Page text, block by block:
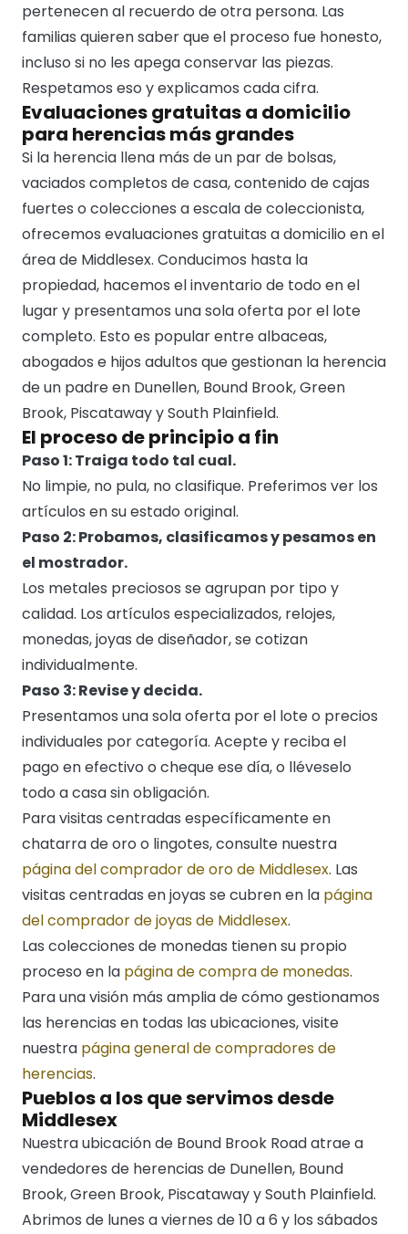
pertenecen al recuerdo de otra persona. Las
familias quieren saber que el proceso fue honesto,
incluso si no les apega conservar las piezas.
Respetamos eso y explicamos cada cifra.
Evaluaciones gratuitas a domicilio
para herencias más grandes
Si la herencia llena más de un par de bolsas,
vaciados completos de casa, contenido de cajas
fuertes o colecciones a escala de coleccionista,
ofrecemos evaluaciones gratuitas a domicilio en el
área de Middlesex. Conducimos hasta la
propiedad, hacemos el inventario de todo en el
lugar y presentamos una sola oferta por el lote
completo. Esto es popular entre albaceas,
abogados e hijos adultos que gestionan la herencia
de un padre en Dunellen, Bound Brook, Green
Brook, Piscataway y South Plainfield.
El proceso de principio a fin
Paso 1: Traiga todo tal cual.
No limpie, no pula, no clasifique. Preferimos ver los
artículos en su estado original.
Paso 2: Probamos, clasificamos y pesamos en
el mostrador.
Los metales preciosos se agrupan por tipo y
calidad. Los artículos especializados, relojes,
monedas, joyas de diseñador, se cotizan
individualmente.
Paso 3: Revise y decida.
Presentamos una sola oferta por el lote o precios
individuales por categoría. Acepte y reciba el
pago en efectivo o cheque ese día, o lléveselo
todo a casa sin obligación.
Para visitas centradas específicamente en
chatarra de oro o lingotes, consulte nuestra
página del comprador de oro de Middlesex. Las
visitas centradas en joyas se cubren en la página
del comprador de joyas de Middlesex.
Las colecciones de monedas tienen su propio
proceso en la página de compra de monedas.
Para una visión más amplia de cómo gestionamos
las herencias en todas las ubicaciones, visite
nuestra página general de compradores de
herencias.
Pueblos a los que servimos desde
Middlesex
Nuestra ubicación de Bound Brook Road atrae a
vendedores de herencias de Dunellen, Bound
Brook, Green Brook, Piscataway y South Plainfield.
Abrimos de lunes a viernes de 10 a 6 y los sábados